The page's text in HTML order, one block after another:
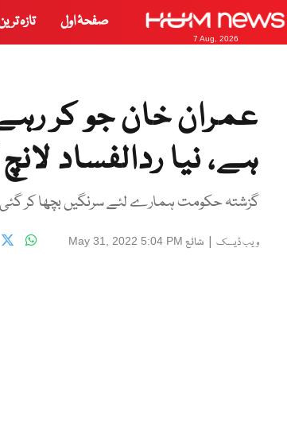
7 Aug, 2026
صفحۂ اول تازہ
عمران خان جو کر
ہے، نیا ردالفساد
گزشتہ حکومت ہمارے لئے سرنگیں بچھا کر
ویب ڈیسک | شائع May 31, 2022 5:04 PM